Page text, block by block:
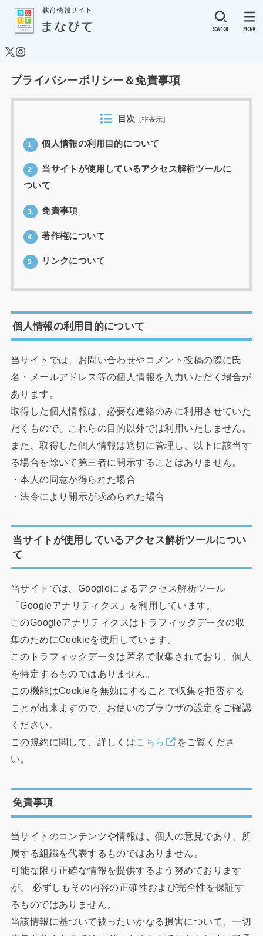
SEARCH MENU
プライバシーポリシー＆免責事項
目次 [非表示]
1. 個人情報の利用目的について
2.
当サイトが使用しているアクセス解析ツールに
ついて
3. 免責事項
4. 著作権について
5. リンクについて
個人情報の利用目的について
当サイトでは、お問い合わせやコメント投稿の際に氏
名・メールアドレス等の個人情報を入力いただく場合が
あります。
取得した個人情報は、必要な連絡のみに利用させていた
だくもので、これらの目的以外では利用いたしません。
また、取得した個人情報は適切に管理し、以下に該当す
る場合を除いて第三者に開示することはありません。
・本人の同意が得られた場合
・法令により開示が求められた場合
当サイトが使用しているアクセス解析ツールについ
て
当サイトでは、Googleによるアクセス解析ツール
「Googleアナリティクス」を利用しています。
このGoogleアナリティクスはトラフィックデータの収
集のためにCookieを使用しています。
このトラフィックデータは匿名で収集されており、個人
を特定するものではありません。
この機能はCookieを無効にすることで収集を拒否する
ことが出来ますので、お使いのブラウザの設定をご確認
ください。
この規約に関して、詳しくはこちら
をご覧くださ
い。
免責事項
当サイトのコンテンツや情報は、個人の意見であり、所
属する組織を代表するものではありません。
可能な限り正確な情報を提供するよう努めております
が、 必ずしもその内容の正確性および完全性を保証す
るものではありません。
当該情報に基づいて被ったいかなる損害について、一切